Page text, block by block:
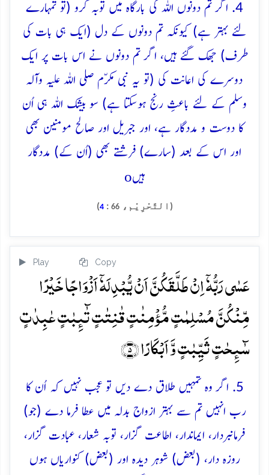
4. اگر تم دونوں اللہ کی بارگاہ میں توبہ کرو (تو تمہارے
لئے بہتر ہے) کیونکہ تم دونوں کے دل (ایک ہی بات کی
طرف) جھک گئے ہیں، اگر تم دونوں نے اس بات پر ایک
دوسرے کی اعانت کی (تو یہ نبی مکرّم صلی اللہ علیہ وآلہ
وسلم کے لئے باعثِ رنج ہوسکتا ہے) سو بیشک اللہ ہی اُن
کا دوست و مددگار ہے، اور جبریل اور صالح مومنین بھی
اور اس کے بعد (سارے) فرشتے بھی (اُن کے) مددگار
ہیںo
(التَّحْرِيْم،66
:
4
)
Play Copy
عَسٰی رَبُّہٗۤ اِنۡ طَلَّقَکُنَّ اَنۡ یُّبۡدِلَہٗۤ اَزۡوَاجًا خَیۡرًا
مِّنۡکُنَّ مُسۡلِمٰتٍ مُّؤۡمِنٰتٍ قٰنِتٰتٍ تٰٓئِبٰتٍ عٰبِدٰتٍ
سٰٓئِحٰتٍ ثَیِّبٰتٍ وَّ اَبۡکَارًا ﴿۵﴾
5. اگر وہ تمہیں طلاق دے دیں تو عجب نہیں کہ اُن کا
رب انہیں تم سے بہتر ازواج بدلہ میں عطا فرما دے (جو)
فرمانبردار، ایماندار، اطاعت گزار، توبہ شعار، عبادت گزار،
روزہ دار، (بعض) شوہر دیدہ اور (بعض) کنواریاں ہوں